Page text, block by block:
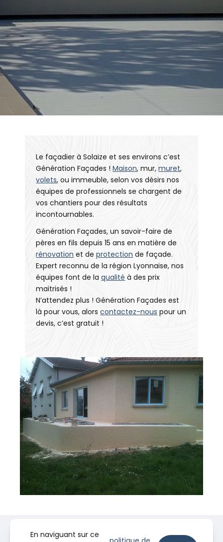
En naviguant sur ce
Le façadier à Solaize et ses environs c’est
Génération Façades !Maison, mur,muret,
volets, ou immeuble, selon vos désirs nos
équipes de professionnels se chargent de
vos chantiers pour des résultats
incontournables.
Génération Façades, un savoir-faire de
pères en fils depuis 15 ans en matière de
rénovation et deprotection de façade.
Expert reconnu de la région Lyonnaise, nos
équipes font de laqualité à des prix
maitrisés !
N’attendez plus ! Génération Façades est
là pour vous, alorscontactez-nous pour un
devis, c’est gratuit !